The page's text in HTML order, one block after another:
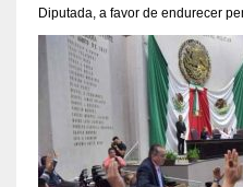
Diputada, a favor de endurecer